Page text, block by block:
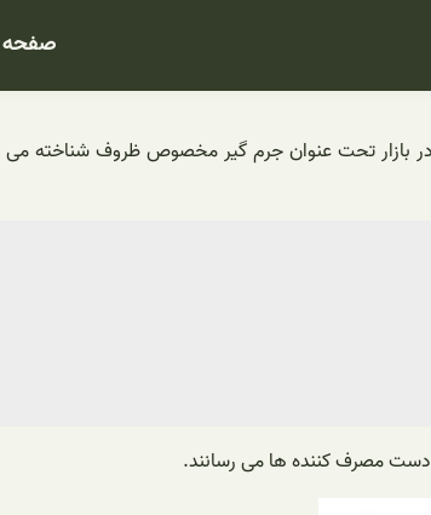
بازار تحت عنوان جرم گیر مخصوص ظروف شناخته می
مصرف کننده ها می رسانند.